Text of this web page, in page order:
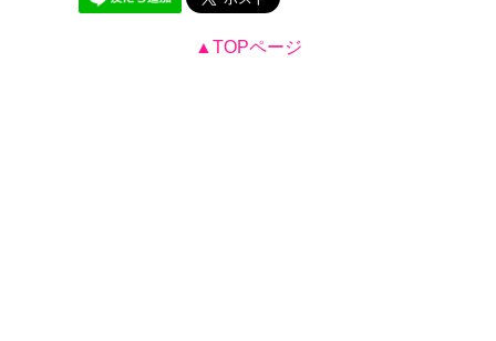
▲TOPページ